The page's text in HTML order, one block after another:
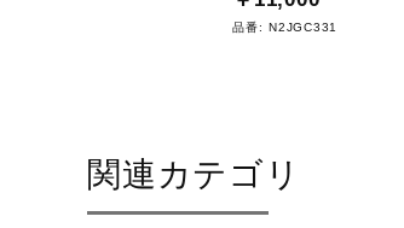
品番: N2JGC331
関連カテゴリ